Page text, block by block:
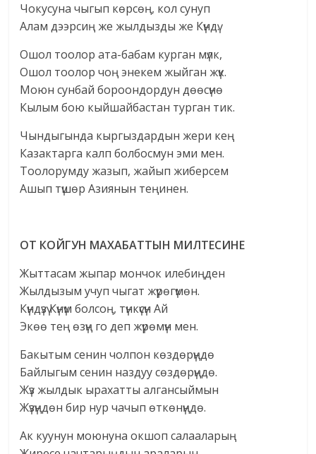
Чокусуна чыгып көрсөң, кол сунуп
Алам дээрсиң же жылдызды же Күндү.
Ошол тоолор ата-бабам курган мүлк,
Ошол тоолор чоң энекем жыйган жүк.
Моюн сунбай бороондордун дөөсүнө
Кылым бою кыйшайбастан турган тик.
Чындыгында кыргыздардын жери кең
Казактарга калп болбосмун эми мен.
Тоолорумду жазып, жайып жиберсем
Ашып түшөр Азиянын теңинен.
ОТ КОЙГУН МАХАБАТТЫН МИЛТЕСИНЕ
Жыттасам жыпар мончок илебиңден
Жылдызым учуп чыгат жүрөгүмөн.
Күндүзү Күнүм болсоң, түнкүсүн Ай
Экөө тең өзүң го деп жүрөмүн мен.
Бакытым сенин чолпон көздөрүңдө
Байлыгым сенин наздуу сөздөрүңдө.
Жүз жылдык ырахатты алгансыймын
Жүзүңдөн бир нур чачып өткөнүңдө.
Ак куунун моюнуна окшоп салааларың